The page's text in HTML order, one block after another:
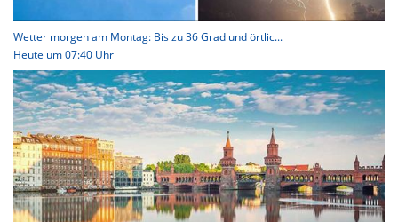
Wetter morgen am Montag: Bis zu 36 Grad und örtlic...
Heute um 07:40 Uhr